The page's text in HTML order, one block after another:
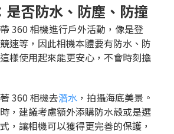
是否防水、防塵、防撞
360 相機進行戶外活動，像是登
速等，因此相機本體要有防水、防
樣使用起來能更安心，不會時刻擔
360 相機去潛水 ，拍攝海底美景。
，建議考慮額外添購防水殼或是選
，讓相機可以獲得更完善的保護，